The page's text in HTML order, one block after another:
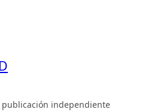
publicación independiente